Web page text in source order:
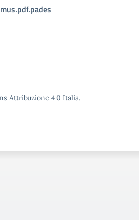
Attribuzione 4.0 Italia.